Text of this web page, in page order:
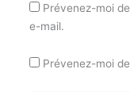
Prévenez-moi
e-mail.
Prévenez-moi